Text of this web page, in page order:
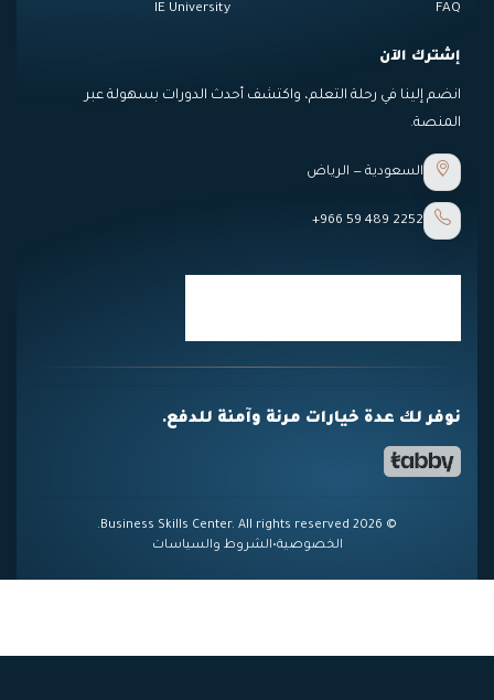
FAQ
IE University
إشترك الآن
انضم إلينا في رحلة التعلم، واكتشف أحدث الدورات بسهولة عبر
المنصة.
السعودية — الرياض
+966 59 489 2252
نوفر لك عدة خيارات مرنة وآمنة للدفع.
© 2026 Business Skills Center. All rights reserved.
الخصوصية•الشروط والسياسات